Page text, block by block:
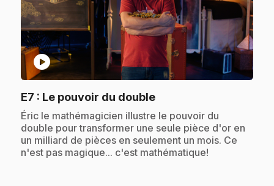
play_circle
E7 : Le pouvoir du double.
.Éric le mathémagicien illustre le pouvoir du
double pour transformer une seule pièce d'or en
un milliard de pièces en seulement un mois. Ce
n'est pas magique... c'est mathématique!